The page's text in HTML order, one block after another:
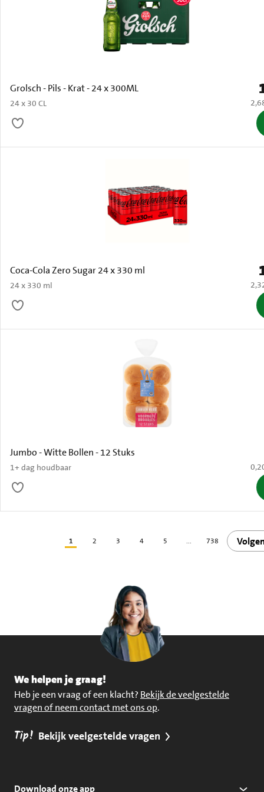
Grolsch - Pils - Krat - 24 x 300ML
24 x 30 CL €
Coca-Cola Zero Sugar 24 x 330 ml
24 x 330 ml €
Jumbo - Witte Bollen - 12 Stuks
1+ dag houdbaar €
1 2 3 4 5 ... 738
We helpen je graag!
Heb je een vraag of een klacht? Bekijk de veelgestelde
vragen of neem contact met ons op.
Tip! Bekijk veelgestelde vragen
Download onze app